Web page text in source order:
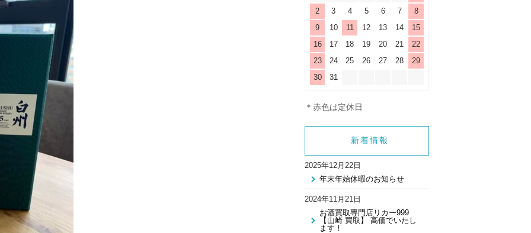
2
3 4 5 6 7
8
9
10 11 12 13 14
15
16
17 18 19 20 21
22
23
24 25 26 27 28
29
30
31
＊赤色は定休日
新着情報
2025年12月22日
年末年始休暇のお知らせ
2024年11月21日
お酒買取専門店リカー999
【山崎 買取】 高価でいたし
ます！